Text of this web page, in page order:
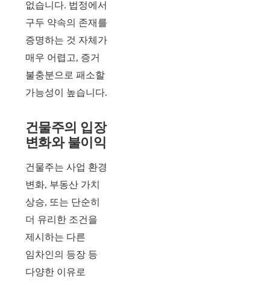
없습니다. 법정에서
구두 약속의 존재를
증명하는 것 자체가
매우 어렵고, 증거
불충분으로 패소할
가능성이 높습니다.
건물주의 입장
변화와 불이익
건물주는 사업 환경
변화, 부동산 가치
상승, 또는 단순히
더 유리한 조건을
제시하는 다른
임차인의 등장 등
다양한 이유로